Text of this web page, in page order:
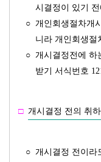
시결정이 있기
○ 개인회생절차개
니라 개인회생절
○ 개시결정전에 하
받기 서식번호
□ 개시결정 전의 취
○ 개시결정 전이라